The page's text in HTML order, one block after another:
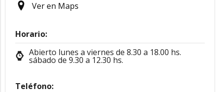
Ver en Maps
Horario:
Abierto lunes a viernes de 8.30 a 18.00 hs.
sábado de 9.30 a 12.30 hs.
Teléfono: